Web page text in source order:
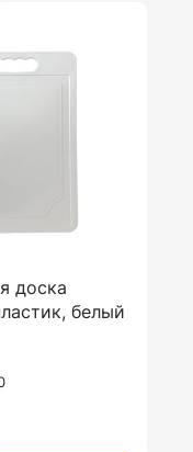
доска
белый